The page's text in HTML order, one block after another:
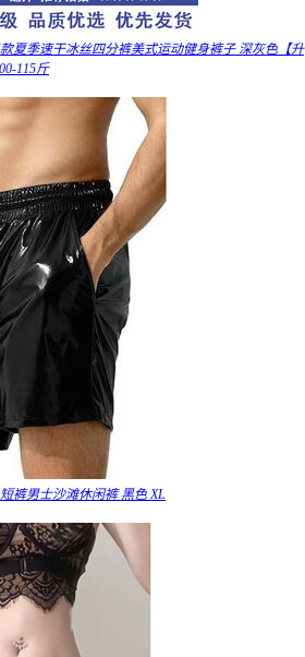
夏季速干冰丝四分裤美式运动健身裤子 深灰色【升
115斤
裤男士沙滩休闲裤 黑色 XL